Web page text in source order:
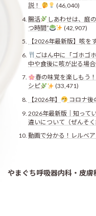
説！
(46,040)
腸活
しあわせは、庭
つ時間”
(42,907)
【2026年最新版】咳を
ごはん中に「ゴホゴホ
中や食後に咳が出る場
春の味覚を楽しもう
シピ
(33,471)
【2026年】
コロナ後
2026年最新版｜知って
違いについて（ぜんそく
動画で分かる！レルベ
やまぐち呼吸器内科・皮膚